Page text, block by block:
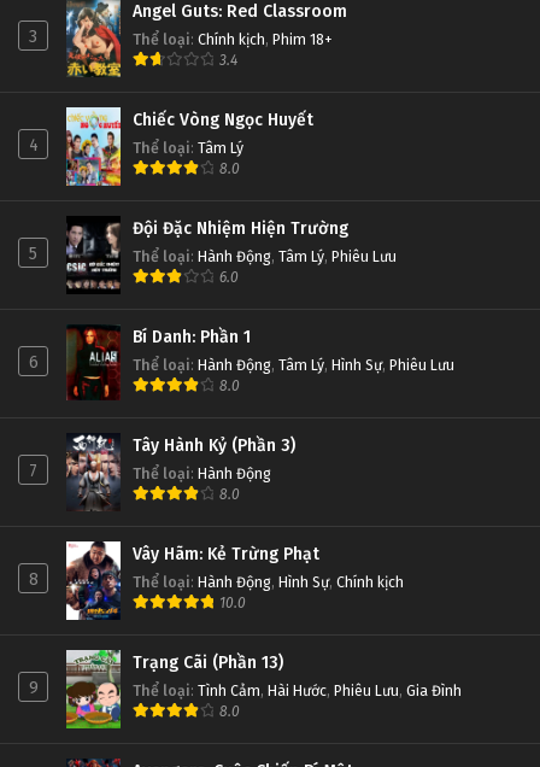
3
Angel Guts: Red Classroom
Thể loại: Chính kịch, Phim 18+
3.4
4
Chiếc Vòng Ngọc Huyết
Thể loại: Tâm Lý
8.0
5
Đội Đặc Nhiệm Hiện Trường
Thể loại: Hành Động, Tâm Lý, Phiêu Lưu
6.0
6
Bí Danh: Phần 1
Thể loại: Hành Động, Tâm Lý, Hình Sự, Phiêu Lưu
8.0
7
Tây Hành Kỷ (Phần 3)
Thể loại: Hành Động
8.0
8
Vây Hãm: Kẻ Trừng Phạt
Thể loại: Hành Động, Hình Sự, Chính kịch
10.0
9
Trạng Cãi (Phần 13)
Thể loại: Tình Cảm, Hài Hước, Phiêu Lưu, Gia Đình
8.0